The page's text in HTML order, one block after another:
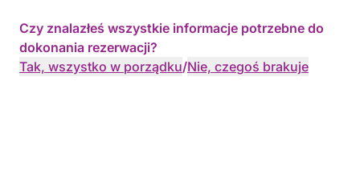
Czy znalazłeś wszystkie informacje potrzebne do
dokonania rezerwacji?
Tak, wszystko w porządku/Nie, czegoś brakuje